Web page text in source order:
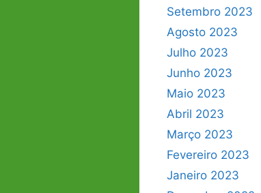
Setembro 2023
Agosto 2023
Julho 2023
Junho 2023
Maio 2023
Abril 2023
Março 2023
Fevereiro 2023
Janeiro 2023